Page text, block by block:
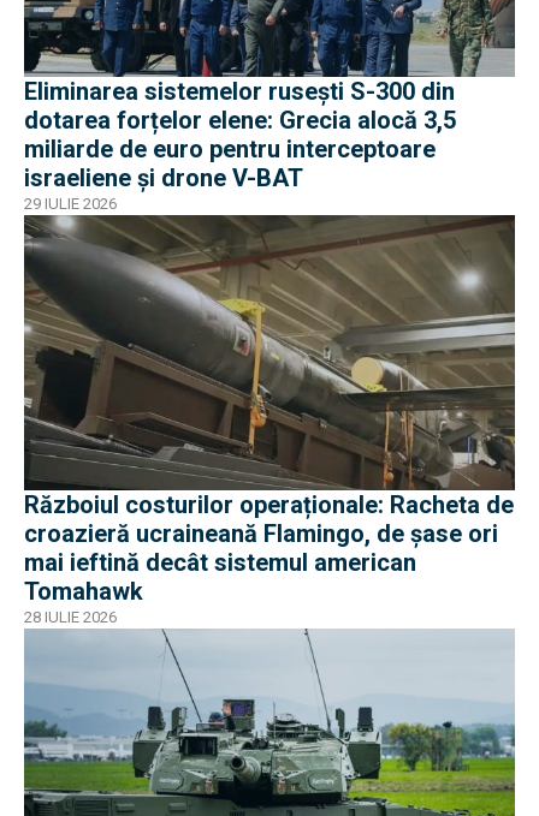
Eliminarea sistemelor rusești S-300 din
dotarea forțelor elene: Grecia alocă 3,5
miliarde de euro pentru interceptoare
israeliene și drone V-BAT
29 IULIE 2026
Războiul costurilor operaționale: Racheta de
croazieră ucraineană Flamingo, de șase ori
mai ieftină decât sistemul american
Tomahawk
28 IULIE 2026